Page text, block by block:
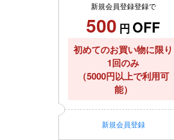
新規会員登録登録で
500 円 OFF
初めてのお買い物に限り
1回のみ
（5000円以上で利用可
能）
新規会員登録